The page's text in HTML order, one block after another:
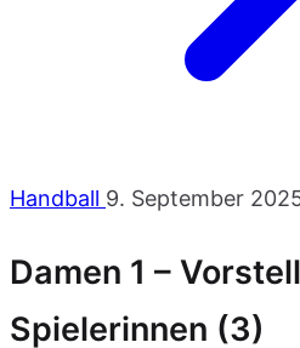
Handball 9. September
Damen 1 –
Spielerinnen (3)